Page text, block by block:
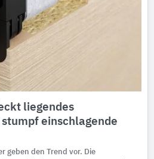
liegendes
einschlagende
geben den Trend vor. Die